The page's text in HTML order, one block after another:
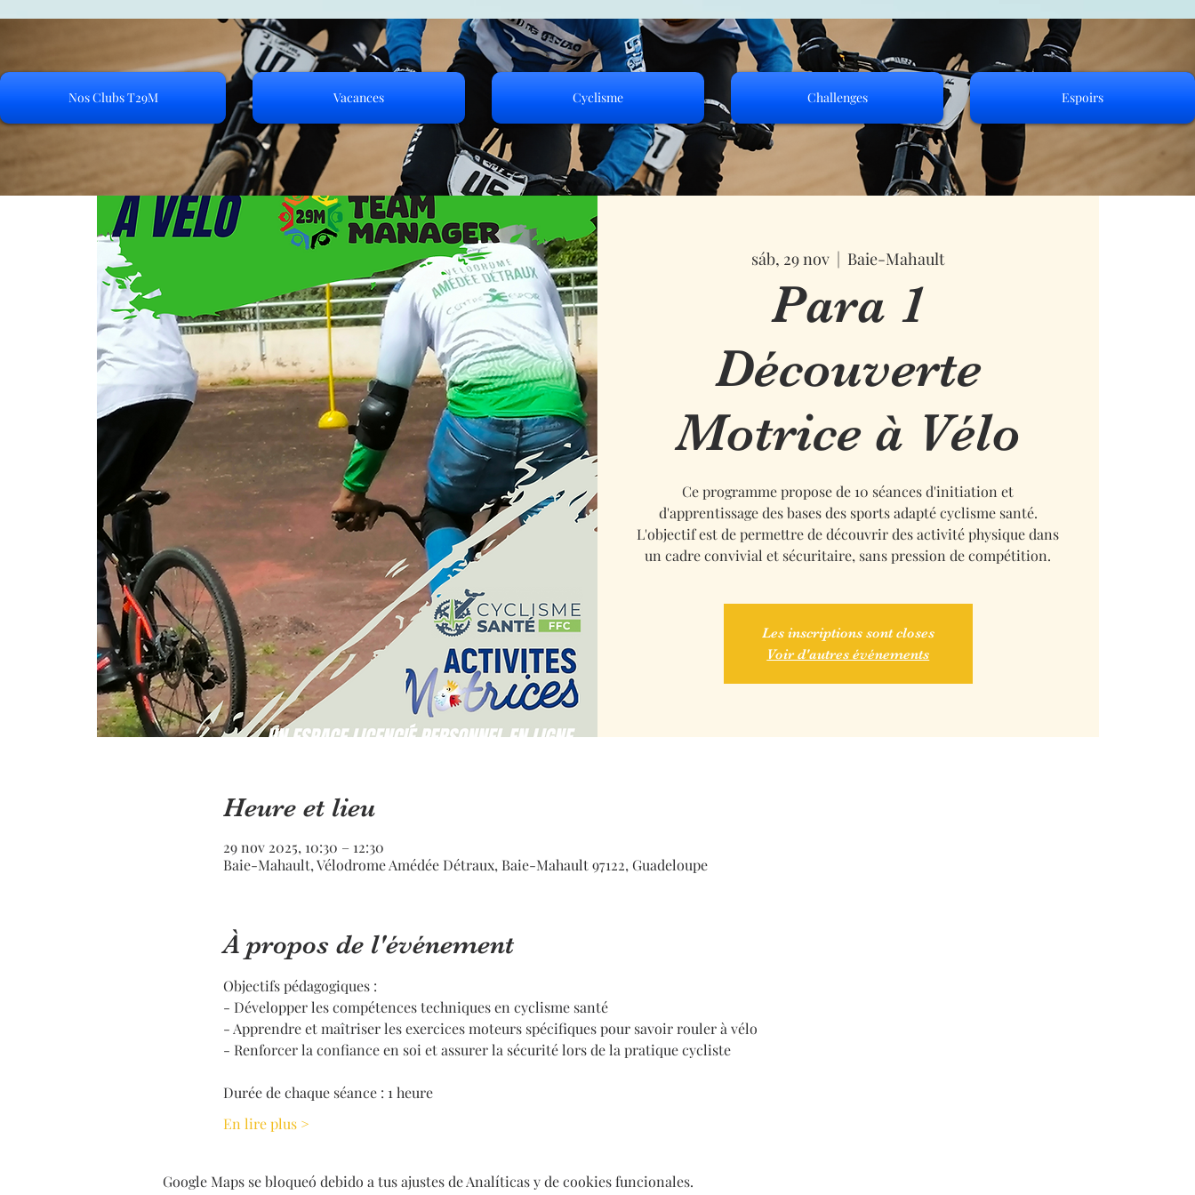
Nos Clubs T29M Vacances Cyclisme Challenges Espoirs
sáb, 29 nov
  |
Baie-Mahault
Para 1
Découverte
Motrice à Vélo
Ce programme propose de 10 séances d'initiation et
d'apprentissage des bases des sports adapté cyclisme santé.
L'objectif est de permettre de découvrir des activité physique dans
un cadre convivial et sécuritaire, sans pression de compétition.
Les inscriptions sont closes
Voir d'autres événements
Heure et lieu
29 nov 2025, 10:30 – 12:30
Baie-Mahault, Vélodrome Amédée Détraux, Baie-Mahault 97122, Guadeloupe
À propos de l'événement
Objectifs pédagogiques :
- Développer les compétences techniques en cyclisme santé
- Apprendre et maîtriser les exercices moteurs spécifiques pour savoir rouler à vélo
- Renforcer la confiance en soi et assurer la sécurité lors de la pratique cycliste
Durée de chaque séance : 1 heure
En lire plus >
Google Maps se bloqueó debido a tus ajustes de Analíticas y de cookies funcionales.